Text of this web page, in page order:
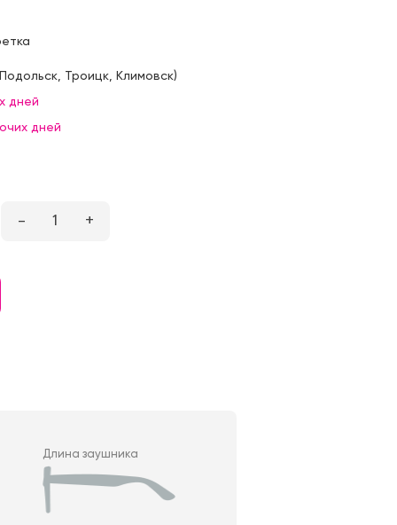
Подольск, Троицк, Климовск)
дней
дней
– 1 +
Длина заушника